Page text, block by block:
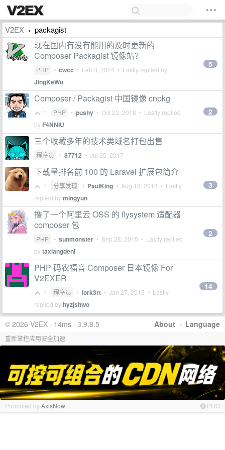
V2EX › packagist
现在国内有没有能用的及时更新的
Composer Packagist 镜像站？
PHP • cwcc • Feb 3, 2024 • Lastly replied by
JingKeWu
5
Composer / Packagist 中国镜像 cnpkg
1 PHP • pushy • Oct 22, 2018 • Lastly replied
by F4NNIU
2
三个收藏多年的技术类域名打包出售
程序员 • 87712 • Jul 25, 2017
下载量排名前 100 的 Laravel 扩展包简介
1 分享发现 • PaulKing • Aug 18, 2016 • Lastly
replied bymingyun
3
撸了一个阿里云 OSS 的 flysystem 适配器
composer 包
PHP • sunmonster • Sep 28, 2015 • Lastly replied
bytaxiangdeni
2
PHP 码农福音 Composer 日本镜像 For
V2EXER
1 程序员 • fork3rt • Jan 27, 2015 • Lastly
replied byhyzjshwo
14
About · Language
© 2026 V2EX · 14ms · 3.9.8.5
重新掌控应用安全加速
Promoted byAxisNow PRO